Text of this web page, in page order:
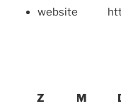
website
Z
M